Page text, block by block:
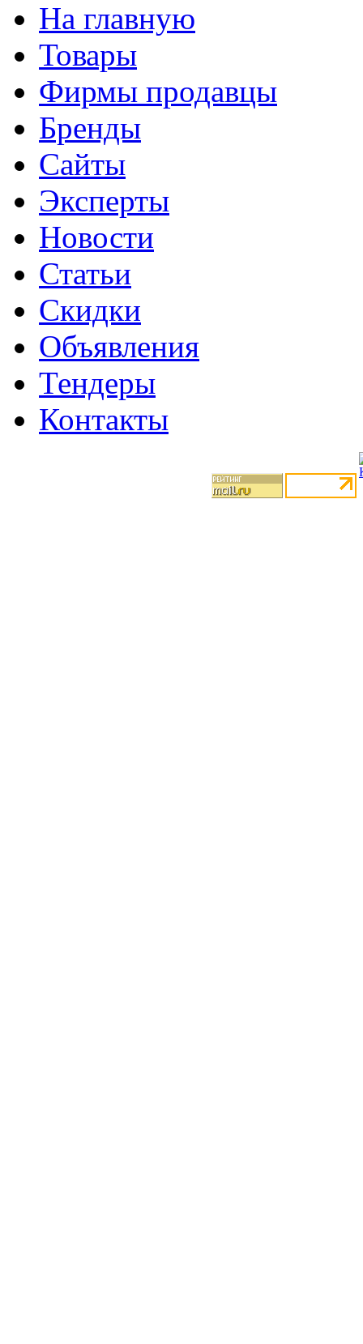
На главную
Товары
Фирмы продавцы
Бренды
Сайты
Эксперты
Новости
Статьи
Скидки
Объявления
Тендеры
Контакты